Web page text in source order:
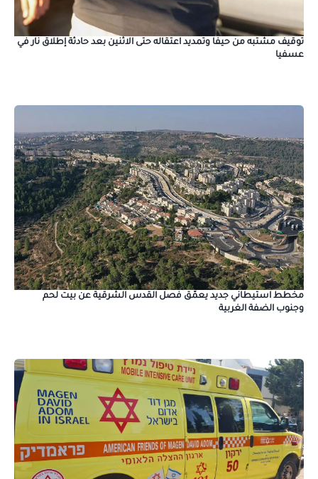
توقيف مشتبه من حيفا وتمديد اعتقاله حتى الاثنين بعد حادثة إطلاق نار في
عسفيا
مخطط استيطاني جديد يعمّق فصل القدس الشرقية عن بيت لحم
وجنوب الضفة الغربية